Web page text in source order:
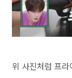
위 사진처럼 프